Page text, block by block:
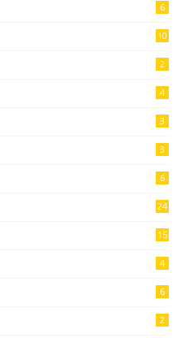
6
10
2
4
3
3
6
24
15
4
6
2